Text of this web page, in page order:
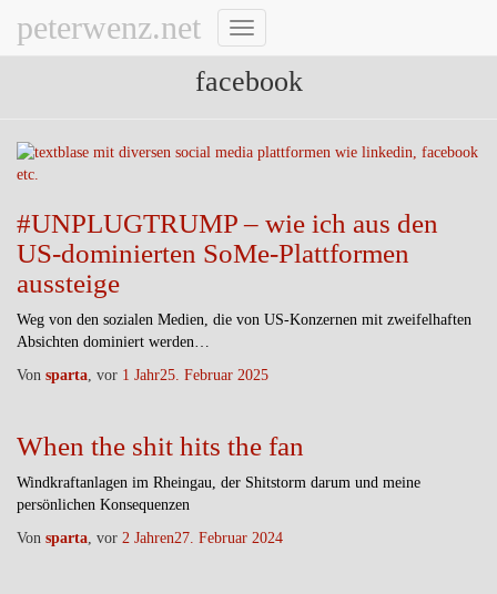
peterwenz.net
Navigation
umschalten
facebook
#UNPLUGTRUMP – wie ich aus den
US-dominierten SoMe-Plattformen
aussteige
Weg von den sozialen Medien, die von US-Konzernen mit zweifelhaften
Absichten dominiert werden…
Von sparta, vor 1 Jahr25. Februar 2025
When the shit hits the fan
Windkraftanlagen im Rheingau, der Shitstorm darum und meine
persönlichen Konsequenzen
Von sparta, vor 2 Jahren27. Februar 2024